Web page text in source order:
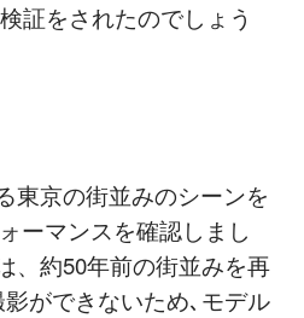
証をされたのでしょう
東京の街並みのシーンを
ーマンスを確認しまし
、約50年前の街並みを再
ができないため､モデル